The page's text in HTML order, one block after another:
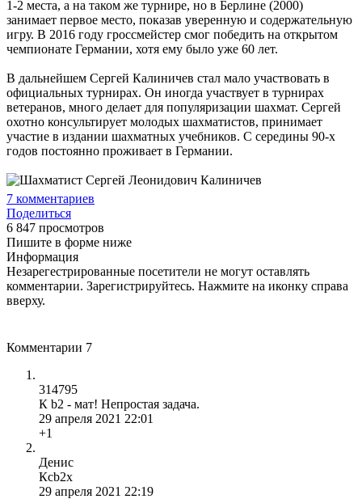
1-2 места, а на таком же турнире, но в Берлине (2000)
занимает первое место, показав уверенную и содержательную
игру. В 2016 году гроссмейстер смог победить на открытом
чемпионате Германии, хотя ему было уже 60 лет.
В дальнейшем Сергей Калиничев стал мало участвовать в
официальных турнирах. Он иногда участвует в турнирах
ветеранов, много делает для популяризации шахмат. Сергей
охотно консультирует молодых шахматистов, принимает
участие в издании шахматных учебников. С середины 90-х
годов постоянно проживает в Германии.
7 комментариев
Поделиться
6 847 просмотров
Пишите в форме ниже
Информация
Незарегестрированные посетители не могут оставлять
комментарии. Зарегистрируйтесь. Нажмите на иконку справа
вверху.
Комментарии 7
314795
К b2 - мат! Непростая задача.
29 апреля 2021 22:01
+1
Денис
Кcb2x
29 апреля 2021 22:19